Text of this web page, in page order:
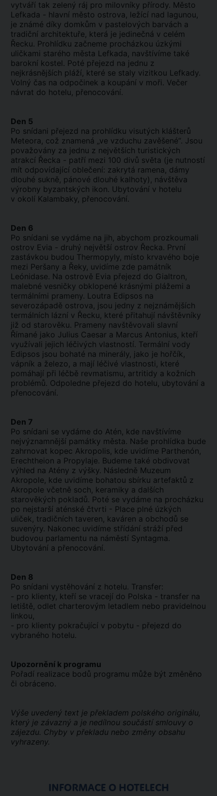
vytváří tak zelený ráj pro milovníky přírody. Město
Lefkada - hlavní město ostrova, ležící nad lagunou,
je známé díky domkům v pastelových barvách a
tradiční architektuře, která je jedinečná v celém
Řecku. Prohlídku začneme procházkou úzkými
uličkami starého města Lefkada, navštívíme také
barokní kostel. Poté přejezd na jednu z
nejkrásnějších pláží, které se staly vizitkou Lefkady.
Volný čas na odpočinek a koupání v moři. Večer
návrat do hotelu, přenocování.
Den 5
Po snídani přejezd na prohlídku visutých klášterů
Meteora, což znamená „ve vzduchu zavěšené“. Jsou
považovány za jednu z největších turistických
atrakcí Řecka - patří mezi 100 divů světa (je nutností
mít odpovídající oblečení: zakrytá ramena, dámy
dlouhé sukně, pánové dlouhé kalhoty), návštěva
výrobny byzantských ikon. Ubytování v hotelu
v okolí Kalambaky, přenocování.
Den 6
Po snídani se vydáme na jih, abychom prozkoumali
ostrov Evia - druhý největší ostrov Řecka. První
zastávkou budou Thermopyly, místo krvavého boje
mezi Peršany a Řeky, uvidíme zde památník
Leónidase. Na ostrově Evia přejezd do Gialtron,
malebné vesničky obklopené krásnými plážemi a
termálními prameny. Loutra Edipsos na
severozápadě ostrova, jsou jedny z nejznámějších
termálních lázní v Řecku, které přitahují návštěvníky
již od starověku. Prameny navštěvovali slavní
Římané jako Julius Caesar a Marcus Antonius, kteří
využívali jejich léčivých vlastností. Termální vody
Edipsos jsou bohaté na minerály, jako je hořčík,
vápník a železo, a mají léčivé vlastnosti, které
pomáhají při léčbě revmatismu, artritidy a kožních
problémů. Odpoledne přejezd do hotelu, ubytování a
přenocování.
Den 7
Po snídani se vydáme do Atén, kde navštívíme
nejvýznamnější památky města. Naše prohlídka bude
zahrnovat kopec Akropolis, kde uvidíme Parthenón,
Erechtheion a Propylaje. Budeme také obdivovat
výhled na Atény z výšky. Následně Muzeum
Akropole, kde uvidíme bohatou sbírku artefaktů z
Akropole včetně soch, keramiky a dalších
starověkých pokladů. Poté se vydáme na procházku
po nejstarší aténské čtvrti - Place plné úzkých
uliček, tradičních taveren, kaváren a obchodů se
suvenýry. Nakonec uvidíme střídání stráží před
budovou parlamentu na náměstí Syntagma.
Ubytování a přenocování.
Den 8
Po snídani vystěhování z hotelu. Transfer:
- pro klienty, kteří se vracejí do Polska - transfer na
letiště, odlet charterovým letadlem nebo pravidelnou
linkou,
- pro klienty pokračující v pobytu - přejezd do
vybraného hotelu.
Upozornění k programu
Pořadí realizace bodů programu může být změněno
či obráceno.
Výše uvedený text je překladem polského originálu,
který je závazný a je nedílnou součástí smlouvy o
zájezdu. Chyby v překladu nebo změny obsahu
vyhrazeny.
INFORMACE O HOTELECH